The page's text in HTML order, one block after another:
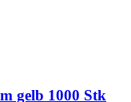
gelb 1000 Stk